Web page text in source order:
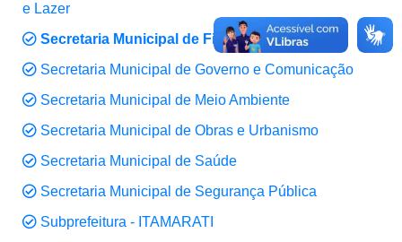
e Lazer
Secretaria Municipal de Finanças
Secretaria Municipal de Governo e Comunicação
Secretaria Municipal de Meio Ambiente
Secretaria Municipal de Obras e Urbanismo
Secretaria Municipal de Saúde
Secretaria Municipal de Segurança Pública
Subprefeitura - ITAMARATI